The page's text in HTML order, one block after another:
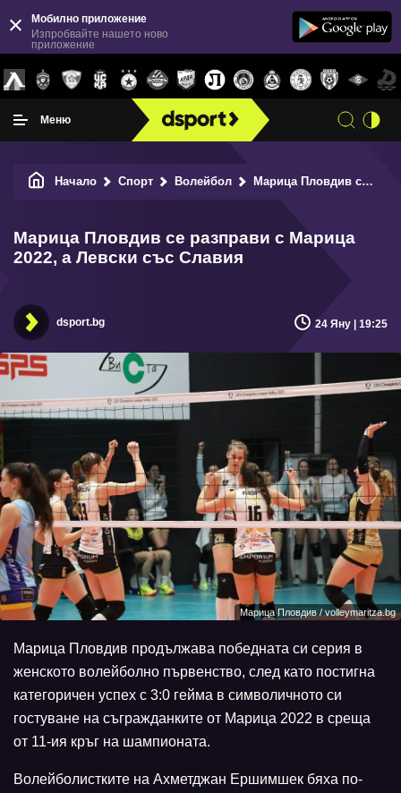
Мобилно приложение
Изпробвайте нашето ново
приложение
Меню
Начало Спорт Волейбол Марица Пловдив се разправи с Марица 2022, а Левски със Славия
Марица Пловдив се разправи с Марица
2022, а Левски със Славия
dsport.bg 24 Яну | 19:25
Марица Пловдив / volleymaritza.bg
Марица Пловдив продължава победната си серия в
женското волейболно първенство, след като постигна
категоричен успех с 3:0 гейма в символичното си
гостуване на съгражданките от Марица 2022 в среща
от 11-ия кръг на шампионата.
Волейболистките на Ахметджан Ершимшек бяха по-